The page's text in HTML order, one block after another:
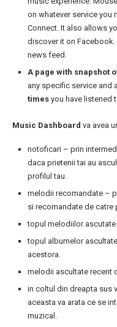
on whatever service
Connect. It also allows
discover it on
news feed.
A page with snapshot
any specific service and
times you have listened
Music Dashboard va avea
notoficari – prin
daca prietenii tai au
profilul tau.
melodii recomandate –
si recomandate de catre
topul melodiilor
topul albumelor
acestora.
melodii ascultate recent
in coltul din dreapta sus
aceasta va arata ce se
muzical.